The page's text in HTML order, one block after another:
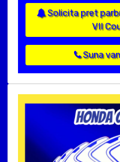
Solicita pret
VII
Suna